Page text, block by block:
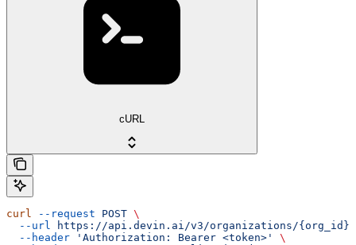
cURL
curl --request POST \
  --url
https://api.devin.ai/v3/organizations/{org_id}/
  --header
'Authorization: Bearer <token>'
\